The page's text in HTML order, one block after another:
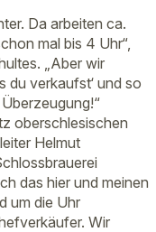
Da arbeiten ca.
mal bis 4 Uhr“,
„Aber wir
du verkaufst‘ und so
oberschlesischen
Helmut
das hier und meinen
um die Uhr
Wir